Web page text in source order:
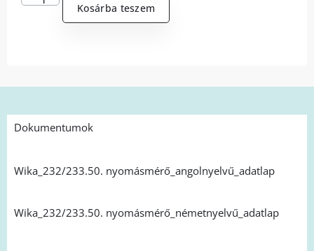
Kosárba teszem
Dokumentumok
Wika_232/233.50. nyomásmérő_angolnyelvű_adatlap
Wika_232/233.50. nyomásmérő_németnyelvű_adatlap